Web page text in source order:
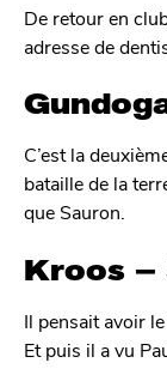
De retour en
adresse de
C’est la
bataille de la
que Sauron.
Kroos –
Il pensait avoir
Et puis il a vu